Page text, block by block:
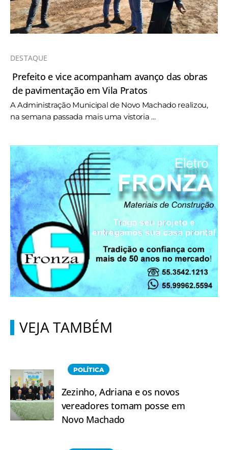
DESTAQUE
Prefeito e vice acompanham avanço das obras
de pavimentação em Vila Pratos
A Administração Municipal de Novo Machado realizou,
na semana passada mais uma vistoria ...
VEJA TAMBÉM
POLÍTICA
Zezinho, Adriana e os novos
vereadores tomam posse em
Novo Machado